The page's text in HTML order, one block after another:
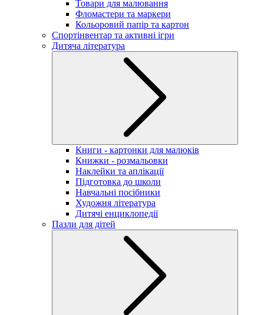
Товари для малювання
Фломастери та маркери
Кольоровий папір та картон
Спортінвентар та активні ігри
Дитяча література
Книги - картонки для малюків
Книжки - розмальовки
Наклейки та аплікації
Підготовка до школи
Навчальні посібники
Художня література
Дитячі енциклопедії
Пазли для дітей